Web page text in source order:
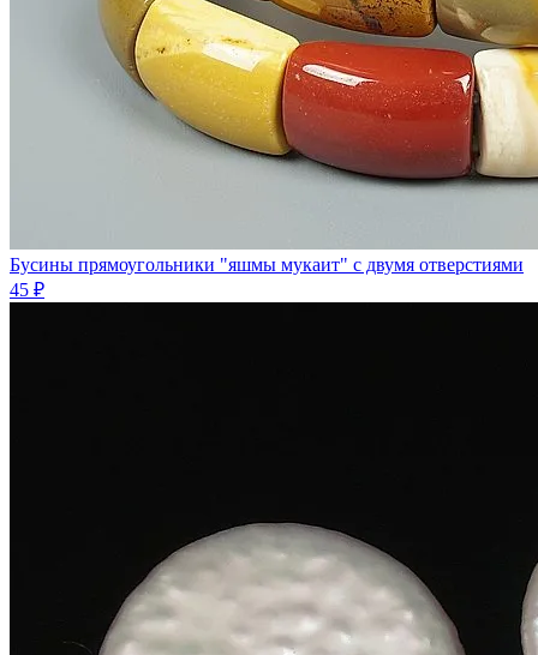
Бусины прямоугольники "яшмы мукаит" с двумя отверстиями
45 ₽